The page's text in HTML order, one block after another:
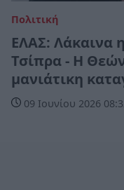
Πολιτική
ΕΛΑΣ: Λάκαινα
Τσίπρα - Η
μανιάτικη
09 Ιουνίου 2026